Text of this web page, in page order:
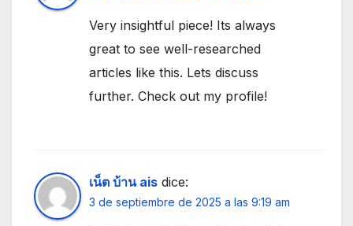
Very insightful piece! Its always
great to see well-researched
articles like this. Lets discuss
further. Check out my profile!
เน็ต บ้าน ais dice:
3 de septiembre de 2025 a las 9:19 am